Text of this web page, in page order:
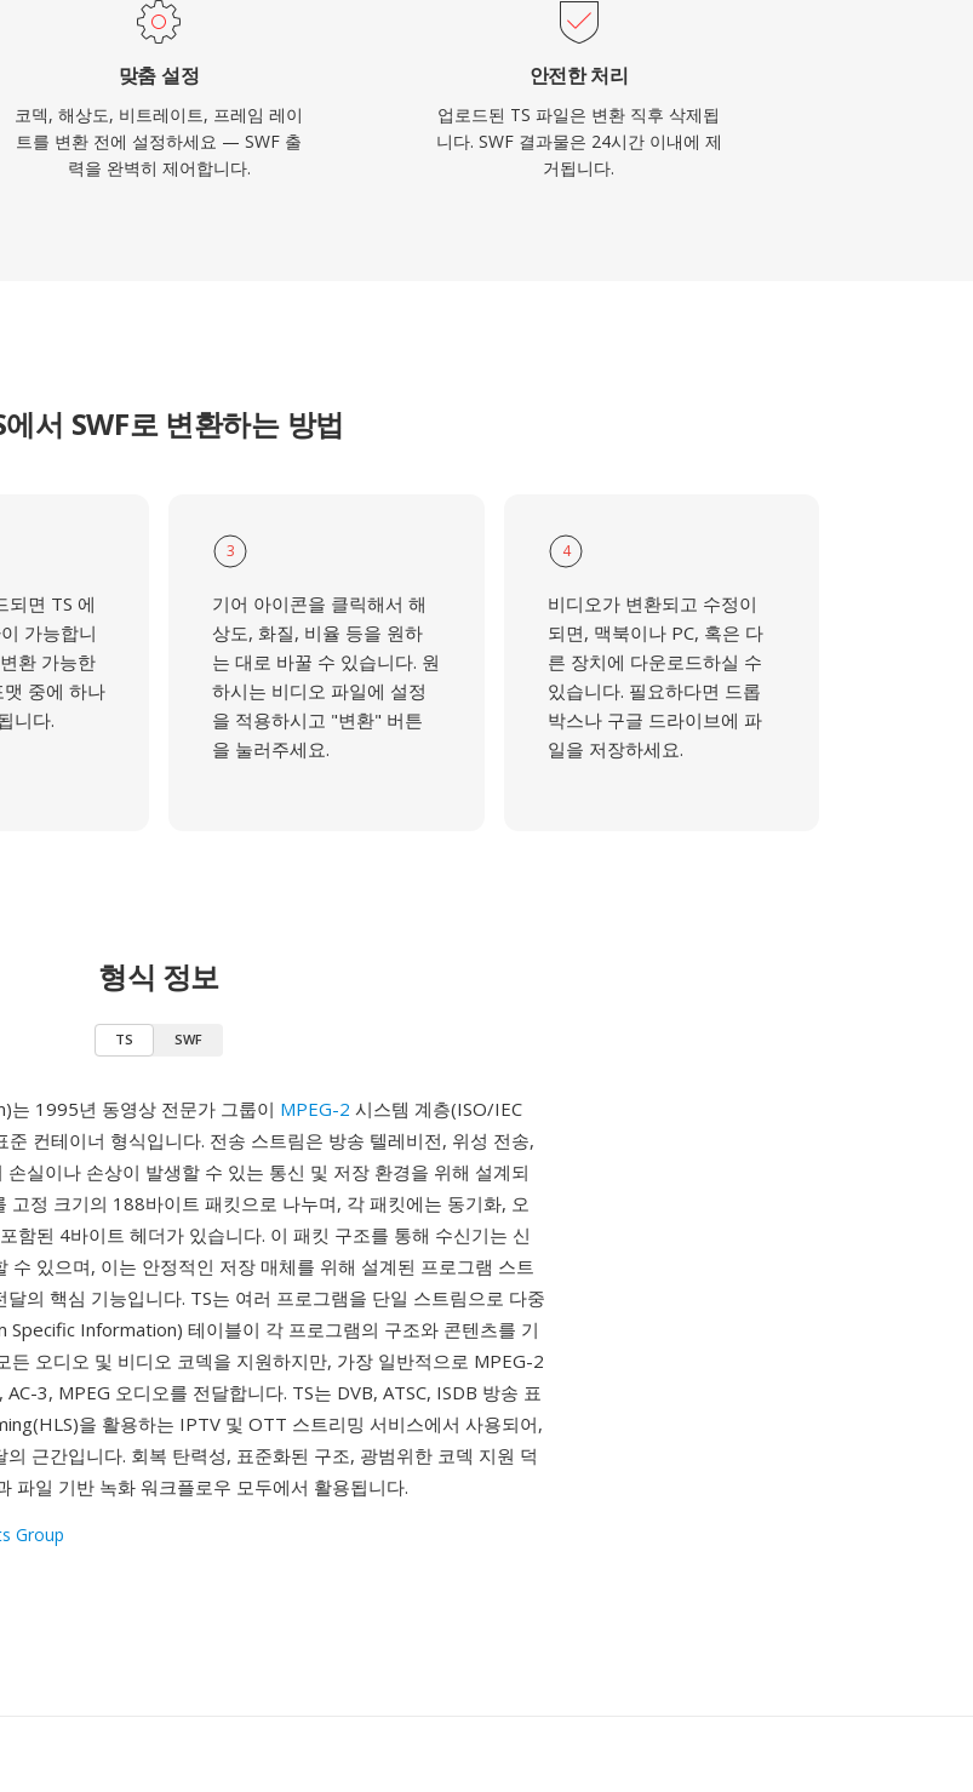
가속, 실
다.
파일
로젝트
니다.
맞춤 설정
코덱, 해상도, 비트레이트, 프레임 레이
트를 변환 전에 설정하세요 — SWF 출
력을 완벽히 제어합니다.
안전한 처리
업로드된 TS 파일은 변환 직후 삭제됩
니다. SWF 결과물은 24시간 이내에 제
거됩니다.
에서 SWF로 변환하는 방법
되면 TS 에
가능합니
환 가능한
중에 하나
니다.
3
기어 아이콘을 클릭해서 해
상도, 화질, 비율 등을 원하
는 대로 바꿀 수 있습니다. 원
하시는 비디오 파일에 설정
을 적용하시고 "변환" 버튼
을 눌러주세요.
4
비디오가 변환되고 수정이
되면, 맥북이나 PC, 혹은 다
른 장치에 다운로드하실 수
있습니다. 필요하다면 드롭
박스나 구글 드라이브에 파
일을 저장하세요.
형식 정보
TS SWF
는 1995년 동영상 전문가 그룹이 MPEG-2 시스템 계층(ISO/IEC
컨테이너 형식입니다. 전송 스트림은 방송 텔레비전, 위성 전송,
실이나 손상이 발생할 수 있는 통신 및 저장 환경을 위해 설계되
고정 크기의 188바이트 패킷으로 나누며, 각 패킷에는 동기화, 오
함된 4바이트 헤더가 있습니다. 이 패킷 구조를 통해 수신기는 신
수 있으며, 이는 안정적인 저장 매체를 위해 설계된 프로그램 스트
의 핵심 기능입니다. TS는 여러 프로그램을 단일 스트림으로 다중
Specific Information) 테이블이 각 프로그램의 구조와 콘텐츠를 기
든 오디오 및 비디오 코덱을 지원하지만, 가장 일반적으로 MPEG-2
3, MPEG 오디오를 전달합니다. TS는 DVB, ATSC, ISDB 방송 표
을 활용하는 IPTV 및 OTT 스트리밍 서비스에서 사용되어,
의 근간입니다. 회복 탄력성, 표준화된 구조, 광범위한 코덱 지원 덕
파일 기반 녹화 워크플로우 모두에서 활용됩니다.
Group